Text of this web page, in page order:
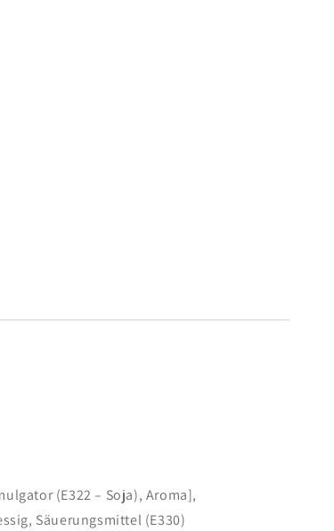
(E322 – Soja), Aroma],
Säuerungsmittel (E330)